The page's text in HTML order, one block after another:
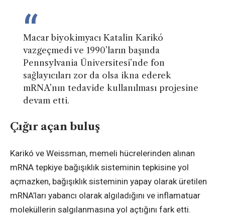
Macar biyokimyacı Katalin Karikó
vazgeçmedi ve 1990’ların başında
Pennsylvania Üniversitesi’nde fon
sağlayıcıları zor da olsa ikna ederek
mRNA’nın tedavide kullanılması projesine
devam etti.
Çığır açan buluş
Karikó ve Weissman, memeli hücrelerinden alınan
mRNA tepkiye bağışıklık sisteminin tepkisine yol
açmazken, bağışıklık sisteminin yapay olarak üretilen
mRNA’ları yabancı olarak algıladığını ve inflamatuar
moleküllerin salgılanmasına yol açtığını fark etti.